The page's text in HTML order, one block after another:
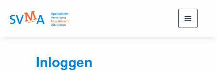
Toggle
Inloggen